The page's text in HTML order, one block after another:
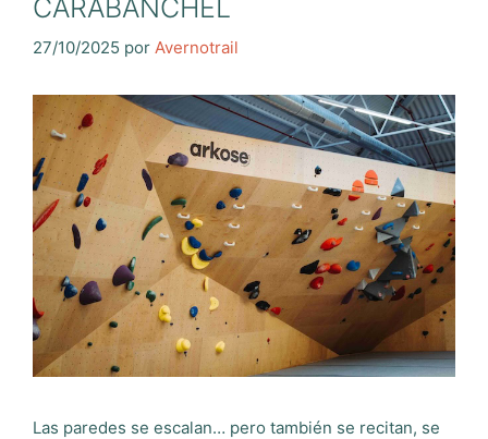
CARABANCHEL
27/10/2025 por Avernotrail
Las paredes se escalan… pero también se recitan, se